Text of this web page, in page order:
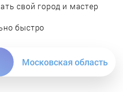
Fimar
свой город и мастер
быстро
Московская область